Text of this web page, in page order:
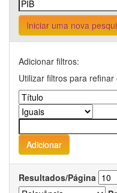
Iniciar uma nova
Adicionar filtros:
Utilizar filtros para
Resultados/Página